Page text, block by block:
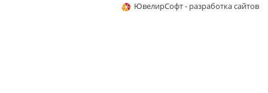
ЮвелирСофт - разработка сайтов